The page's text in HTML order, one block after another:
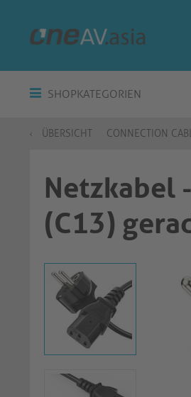
SHOPKATEGORIEN
ÜBERSICHT CONNECTION
Netzkabel
(C13)